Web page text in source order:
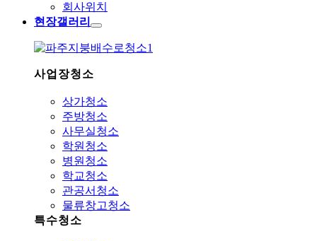
회사위치
현장갤러리
사업장청소
상가청소
주방청소
사무실청소
학원청소
병원청소
학교청소
관공서청소
물류창고청소
특수청소